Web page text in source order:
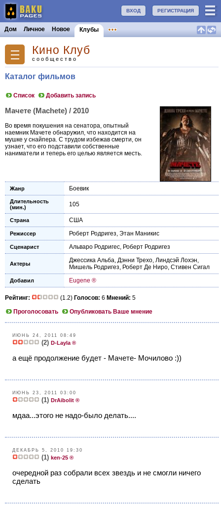
РЕГИСТРАЦИЯ
ВХОД
Дом Личное Новое Клубы
Кино Клуб
сообщество
Каталог фильмов
Список Добавить запись
Мачете (Machete) / 2010
Во время покушения на сенатора, опытный
наемник Мачете обнаружил, что находится на
мушке у снайпера. С трудом избежав смерти, он
узнает, что его подставили собственные
наниматели и теперь его целью является месть.
Жанр Боевик
Длительность
(мин.)
105
Страна США
Режиссер Роберт Родригез, Этан Маникис
Сценарист Альваро Родригес, Роберт Родригез
Актеры Джессика Альба, Дэнни Трехо, Линдсэй Лохэн,
Мишель Родригез, Роберт Де Ниро, Стивен Сигал
Добавил Eugene ®
Рейтинг: (1.2) Голосов: 6 Мнений: 5
Проголосовать
Опубликовать Ваше мнение
ИЮНЬ 24, 2011 08:49
(2) D-Layla ®
а ещё продолжение будет - Мачете- Мочилово :))
ИЮНЬ 23, 2011 03:00
(1) DrAibolit ®
мдаа...этого не надо-было делать....
ДЕКАБРЬ 5, 2010 19:30
(1) ken-25 ®
очередной раз собрали всех звездь и не смогли ничего
сделать